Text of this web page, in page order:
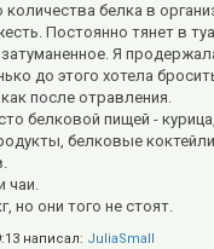
белка в
Постоянно тянет в
Я
до этого хотела
после отравления.
белковой пищей -
белковые
чаи.
но они того не стоят.
написал: JuliaSmall